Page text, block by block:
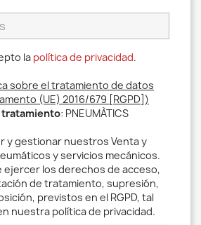
la política de privacidad.
sobre el tratamiento de datos
(UE) 2016/679 [RGPD])
tratamiento: PNEUMÀTICS
y gestionar nuestros Venta y
y servicios mecánicos.
ejercer los derechos de acceso,
de tratamiento, supresión,
previstos en el RGPD, tal
nuestra política de privacidad.